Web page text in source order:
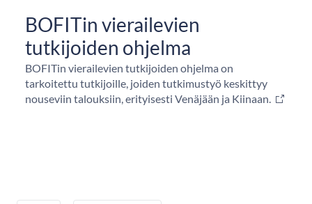
BOFITin vierailevien
tutkijoiden ohjelma
BOFITin vierailevien tutkijoiden ohjelma on
tarkoitettu tutkijoille, joiden tutkimustyö keskittyy
nouseviin talouksiin, erityisesti Venäjään ja Kiinaan.